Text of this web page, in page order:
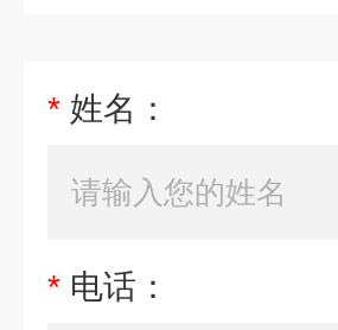
* 姓名：
* 电话：